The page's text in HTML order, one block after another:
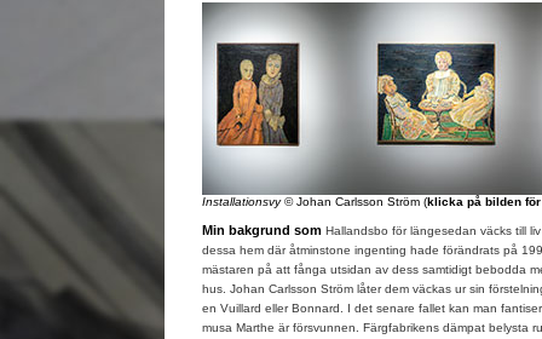
Installationsvy© Johan Carlsson Ström (klicka på bilden
Min bakgrund som Hallandsbo för längesedan väcks till
dessa hem där åtminstone ingenting hade förändrats på
mästaren på att fånga utsidan av dess samtidigt bebodda
hus. Johan Carlsson Ström låter dem väckas ur sin
en Vuillard eller Bonnard. I det senare fallet kan man
musa Marthe är försvunnen. Färgfabrikens dämpat belysta